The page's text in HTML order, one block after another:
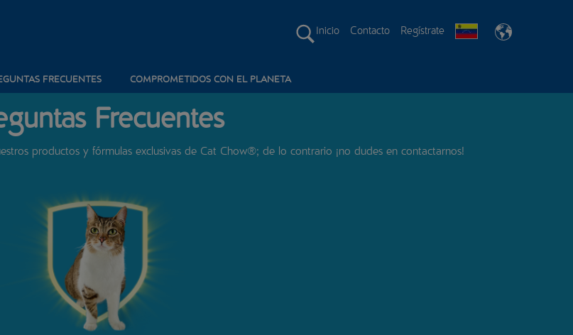
Inicio Contacto Regístrate
FRECUENTES COMPROMETIDOS CON EL PLANETA
Frecuentes
productos y fórmulas exclusivas de Cat Chow®; de lo contrario ¡no dudes en contactarnos!